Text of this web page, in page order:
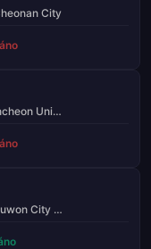
City
Incheon United
Suwon City FC